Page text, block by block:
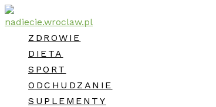
Przejdź
do
treści
ZDROWIE
DIETA
SPORT
ODCHUDZANIE
SUPLEMENTY